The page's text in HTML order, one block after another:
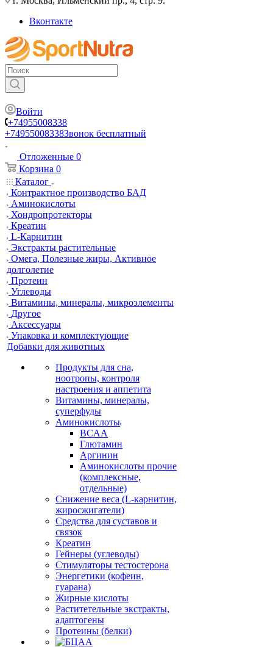
Вконтакте
Войти
+74955008338
+74955008338Звонок бесплатный
Отложенные 0
Корзина 0
Каталог
Контрактное производство БАД
Аминокислоты
Хондропротекторы
Креатин
L-Карнитин
Экстракты растительные
Омега, Полезные жиры, Активное
долголетие
Протеин
Углеводы
Витамины, минералы, микроэлементы
Другое
Аксессуары
Упаковка и комплектующие
Добавки для животных
Продукты для сна,
ноотропы, контроля
настроения и аппетита
Витамины, минералы,
суперфуды
Аминокислоты
BCAA
Глютамин
Аргинин
Аминокислоты прочие
(комплексные,
отдельные)
Снижение веса (L-карнитин,
жиросжигатели)
Средства для суставов и
связок
Креатин
Гейнеры (углеводы)
Стимуляторы тестостерона
Энергетики (кофеин,
гуарана)
Жирные кислоты
Раститетельные экстракты,
адаптогены
Протеины (белки)